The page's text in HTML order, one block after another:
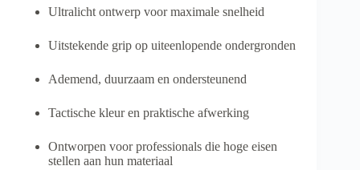
Ultralicht ontwerp voor maximale snelheid
Uitstekende grip op uiteenlopende ondergronden
Ademend, duurzaam en ondersteunend
Tactische kleur en praktische afwerking
Ontworpen voor professionals die hoge eisen
stellen aan hun materiaal